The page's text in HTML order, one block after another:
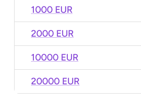
1000 EUR
2000 EUR
10000 EUR
20000 EUR